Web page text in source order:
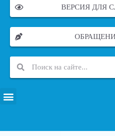
ВЕРСИЯ ДЛЯ